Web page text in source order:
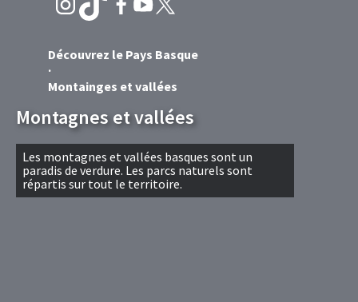
Découvrez le Pays Basque
Montainges et vallées
Montagnes et vallées
Les montagnes et vallées basques sont un
paradis de verdure. Les parcs naturels sont
répartis sur tout le territoire.